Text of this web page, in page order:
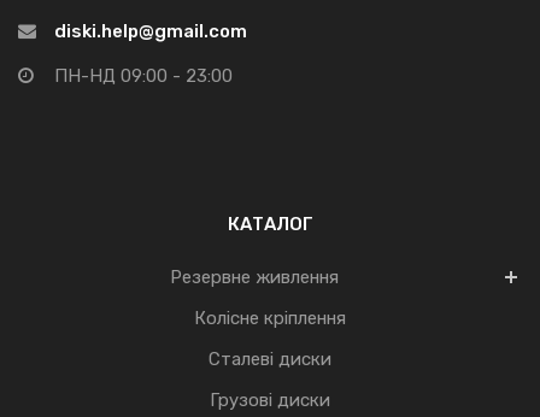
diski.help@gmail.com
ПН-НД 09:00 - 23:00
КАТАЛОГ
Резервне живлення
Колісне кріплення
Сталеві диски
Грузові диски